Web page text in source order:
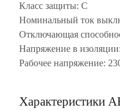
Класс защиты: С
Номинальный ток
Отключающая
Напряжение в
Рабочее напряжение:
Характеристики